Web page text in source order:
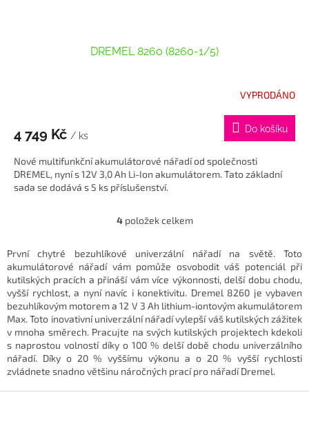
DREMEL 8260 (8260-1/5)
VYPRODÁNO
4 749 Kč / ks
Do košíku
Nové multifunkční akumulátorové nářadí od společnosti
DREMEL, nyní s 12V 3,0 Ah Li-Ion akumulátorem. Tato základní
sada se dodává s 5 ks příslušenství.
O
l
á
d
a
c
í
p
r
v
k
v
4položek celkem
První chytré bezuhlíkové univerzální nářadí na světě. Toto
akumulátorové nářadí vám pomůže osvobodit váš potenciál při
kutilských pracích a přináší vám více výkonnosti, delší dobu chodu,
vyšší rychlost, a nyní navíc i konektivitu. Dremel 8260 je vybaven
bezuhlíkovým motorem a 12 V 3 Ah lithium-iontovým akumulátorem
Max. Toto inovativní univerzální nářadí vylepší váš kutilských zážitek
v mnoha směrech. Pracujte na svých kutilských projektech kdekoli
s naprostou volností díky o 100 % delší době chodu univerzálního
nářadí. Díky o 20 % vyššímu výkonu a o 20 % vyšší rychlosti
zvládnete snadno většinu náročných prací pro nářadí Dremel.